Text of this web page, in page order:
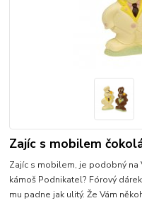
Zajíc s mobilem
Zajíc s mobilem, je podobný na
kámoš Podnikatel? Fórový
mu padne jak ulitý. Že Vám